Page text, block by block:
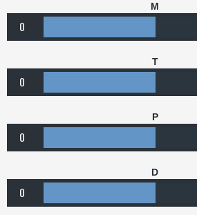
M
0
T
0
P
0
D
0